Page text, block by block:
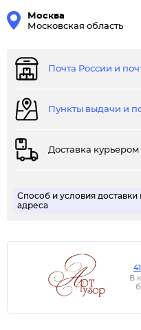
Москва
Московская область
Почта России и
Пункты выдачи и
Доставка курьером
Способ и условия
адреса
В